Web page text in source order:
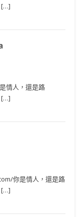
[…]
情人，還是路
[…]
你是情人，還是路
[…]